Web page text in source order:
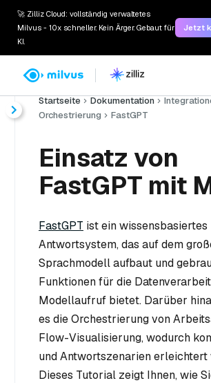
🚀 Zilliz Cloud: vollständig verwaltetes
Milvus - 10x schneller. Kein Ärger. Gebaut für
KI.
Jetzt
Startseite Dokumentation
Orchestrierung
FastGPT
Einsatz von
FastGPT mit
FastGPT ist ein wissensbasiertes
Antwortsystem, das auf dem
Sprachmodell aufbaut und
Funktionen für die
Modellaufruf bietet. Darüber
es die Orchestrierung von
Flow-Visualisierung, wodurch
und Antwortszenarien erleichtert
Dieses Tutorial zeigt Ihnen, wie